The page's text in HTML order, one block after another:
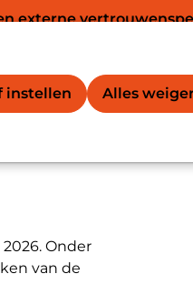
instellen Alles
externe
Onder
van de